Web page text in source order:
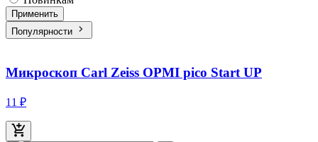
Применить
Популярности
Микроскоп Carl Zeiss OPMI pico Start UP
11 ₽